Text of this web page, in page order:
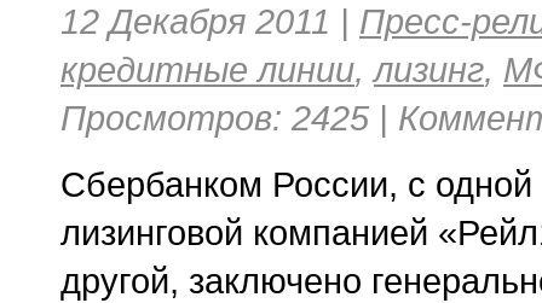
12 Декабря 2011 | Пресс-
кредитные линии,лизинг,
Просмотров: 2425 |
Сбербанком России, с
лизинговой компанией
другой, заключено